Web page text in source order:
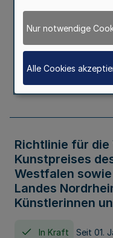
In Kraft Seit 20.
Verwaltungsvorschrift
Richtlinie für die
Kunstpreises
Westfalen
Landes
Künstlerinnen
In Kraft Seit 01.
Nur notwendige
Alle Cookies